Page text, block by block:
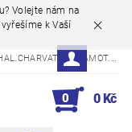
Volejte nám na
k Vaší
0 0 Kč